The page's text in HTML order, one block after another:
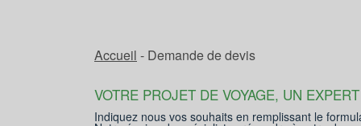
Accueil - Demande de devis
VOTRE PROJET DE VOYAGE, UN
Indiquez nous vos souhaits en remplissant le